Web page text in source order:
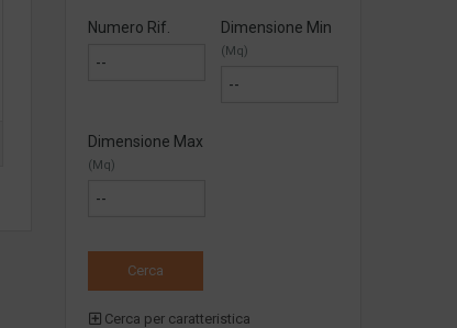
Numero Rif. Dimensione Min
(Mq)
Dimensione Max
(Mq)
Cerca per caratteristica